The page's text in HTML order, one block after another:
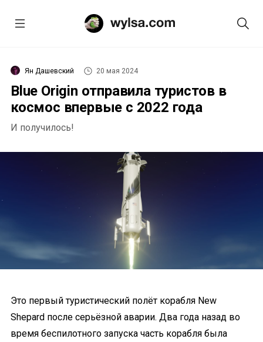
Ян Дашевский 20 мая 2024
Blue Origin отправила туристов в
космос впервые с 2022 года
И получилось!
Это первый туристический полёт корабля New
Shepard после серьёзной аварии. Два года назад во
время беспилотного запуска часть корабля была